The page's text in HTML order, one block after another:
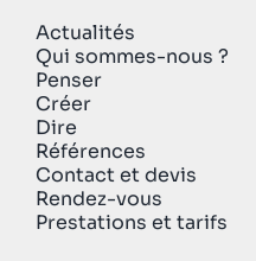
Actualités
Qui sommes-nous ?
Penser
Créer
Dire
Références
Contact et devis
Rendez-vous
Prestations et tarifs